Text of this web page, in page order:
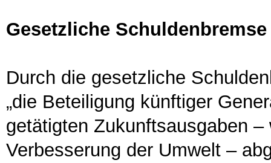
Gesetzliche
Durch die gesetzliche
„die Beteiligung künftiger
getätigten Zukunftsausgaben
Verbesserung der Umwelt –